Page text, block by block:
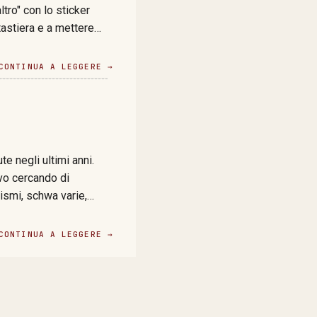
con lo sticker
e a mettere
sistemico e
nero su bianco con
la mano che
A LEGGERE →
negli ultimi anni.
cercando di
rivalutare il senso
A LEGGERE →